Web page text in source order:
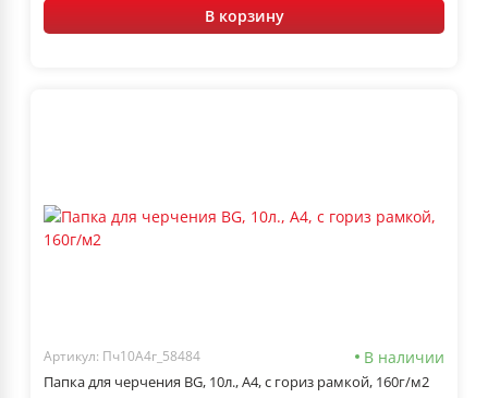
В корзину
Артикул: Пч10А4г_58484 В наличии
Папка для черчения BG, 10л., А4, с гориз рамкой, 160г/м2